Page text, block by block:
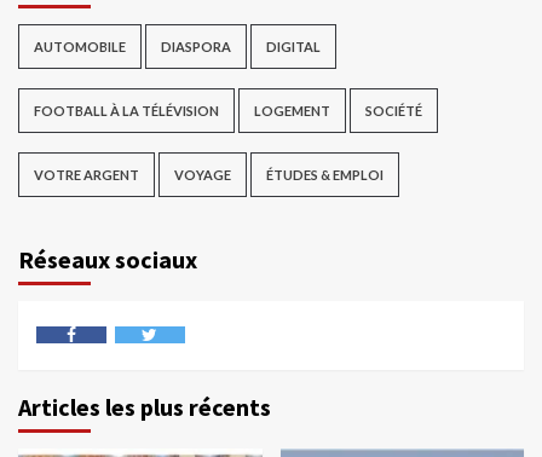
AUTOMOBILE DIASPORA DIGITAL
FOOTBALL À LA TÉLÉVISION LOGEMENT SOCIÉTÉ
VOTRE ARGENT VOYAGE ÉTUDES & EMPLOI
Réseaux sociaux
Articles les plus récents